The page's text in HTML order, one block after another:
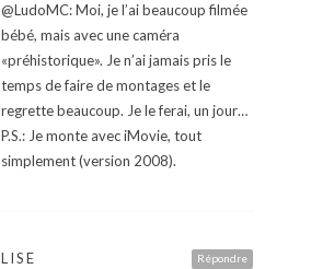
@LudoMC: Moi, je l’ai beaucoup filmée
bébé, mais avec une caméra
«préhistorique». Je n’ai jamais pris le
temps de faire de montages et le
regrette beaucoup. Je le ferai, un jour…
P.S.: Je monte avec iMovie, tout
simplement (version 2008).
Répondre
LISE